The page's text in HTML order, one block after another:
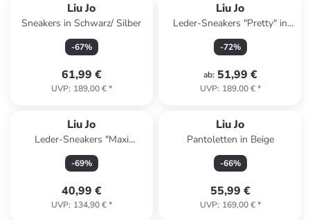
Liu Jo
Sneakers in Schwarz/ Silber
-67%
61,99 €
UVP: 189,00 €*
Liu Jo
Leder-Sneakers "Pretty" in
Beige
-72%
ab: 51,99 €
UVP: 189,00 €*
Liu Jo
Leder-Sneakers "Maxi
Wonder" in Schwarz
-69%
40,99 €
UVP: 134,90 €*
Liu Jo
Pantoletten in Beige
-66%
55,99 €
UVP: 169,00 €*